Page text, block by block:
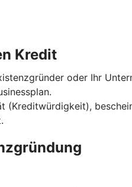
Kredit
oder Ihr
(Kreditwürdigkeit),